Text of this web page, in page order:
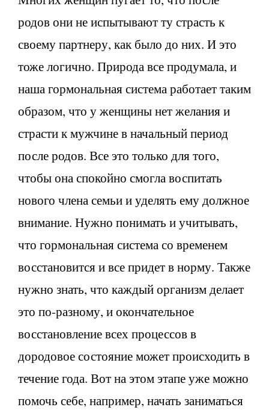
родов они не испытывают ту страсть к
своему партнеру, как было до них. И это
тоже логично. Природа все продумала, и
наша гормональная система работает таким
образом, что у женщины нет желания и
страсти к мужчине в начальный период
после родов. Все это только для того,
чтобы она спокойно смогла воспитать
нового члена семьи и уделять ему должное
внимание. Нужно понимать и учитывать,
что гормональная система со временем
восстановится и все придет в норму. Также
нужно знать, что каждый организм делает
это по-разному, и окончательное
восстановление всех процессов в
дородовое состояние может происходить в
течение года. Вот на этом этапе уже можно
помочь себе, например, начать заниматься